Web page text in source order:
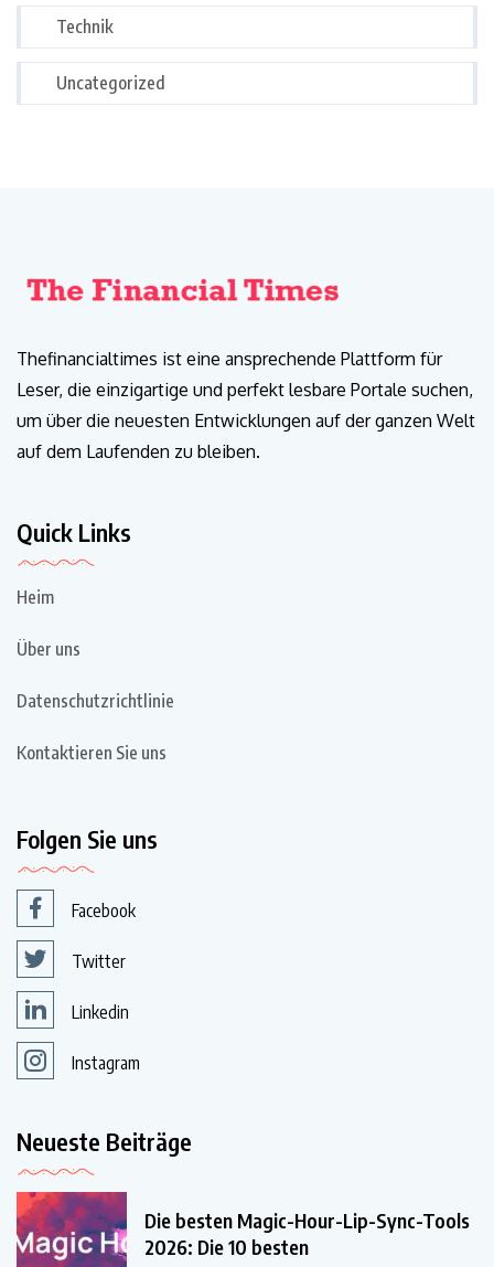
Technik
Uncategorized
Thefinancialtimes ist eine ansprechende Plattform für
Leser, die einzigartige und perfekt lesbare Portale suchen,
um über die neuesten Entwicklungen auf der ganzen Welt
auf dem Laufenden zu bleiben.
Quick Links
Heim
Über uns
Datenschutzrichtlinie
Kontaktieren Sie uns
Folgen Sie uns
Facebook
Twitter
Linkedin
Instagram
Neueste Beiträge
Die besten Magic-Hour-Lip-Sync-Tools
2026: Die 10 besten